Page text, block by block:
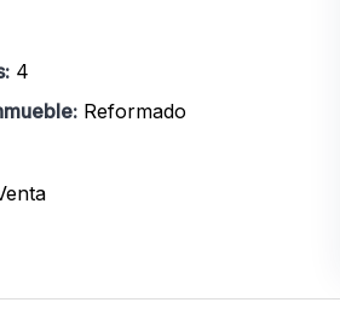
4
Reformado